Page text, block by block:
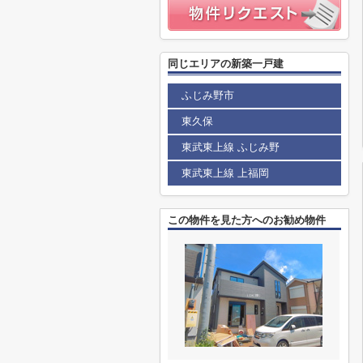
同じエリアの新築一戸建
ふじみ野市
東久保
東武東上線 ふじみ野
東武東上線 上福岡
この物件を見た方へのお勧め物件